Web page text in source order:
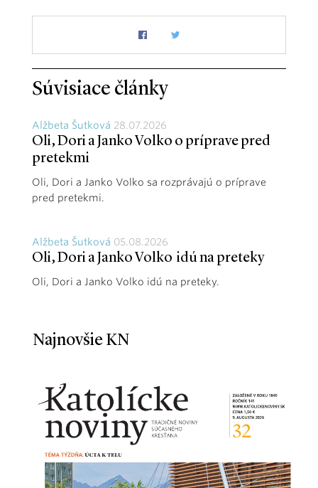
Súvisiace články
Alžbeta Šutková 28.07.2026
Oli, Dori a Janko Volko o príprave pred
pretekmi
Oli, Dori a Janko Volko sa rozprávajú o príprave
pred pretekmi.
Alžbeta Šutková 05.08.2026
Oli, Dori a Janko Volko idú na preteky
Oli, Dori a Janko Volko idú na preteky.
Najnovšie KN